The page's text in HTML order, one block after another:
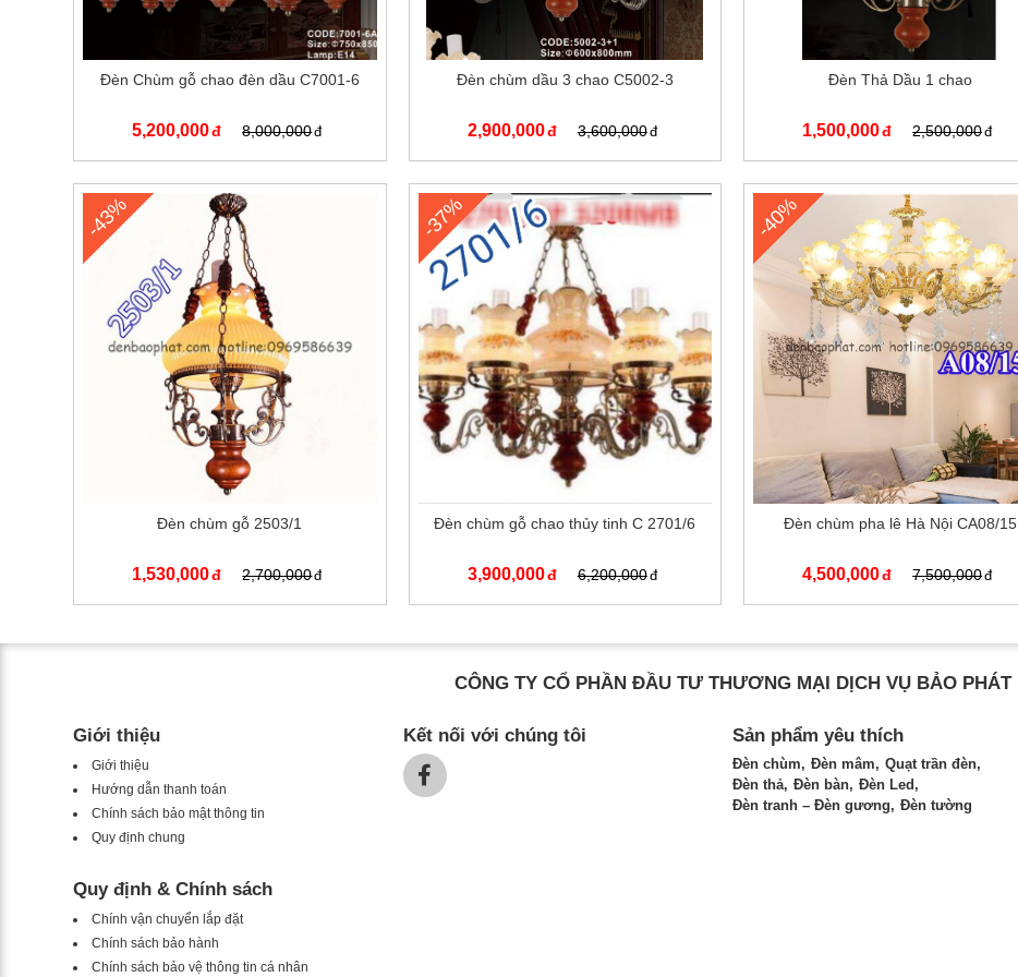
Đèn Chùm gỗ chao đèn dầu C7001-6
5,200,000 8,000,000
Đèn chùm dầu 3 chao C5002-3
2,900,000 3,600,000
Đèn Thả Dầu 1 chao
1,500,000 2,500,000
-43%
Đèn chùm gỗ 2503/1
1,530,000 2,700,000
-37%
Đèn chùm gỗ chao thủy tinh C 2701/6
3,900,000 6,200,000
-40%
Đèn chùm pha lê Hà Nội CA08/15
4,500,000 7,500,000
CÔNG TY CỔ PHẦN ĐẦU TƯ THƯƠNG MẠI DỊCH VỤ BẢO PHÁT
Giới thiệu
Giới thiệu
Hướng dẫn thanh toán
Chính sách bảo mật thông tin
Quy định chung
Quy định & Chính sách
Chính vận chuyển lắp đặt
Chính sách bảo hành
Chính sách bảo vệ thông tin cá nhân
Kết nối với chúng tôi Sản phẩm yêu thích
Đèn chùm Đèn mâm
Quạt trần đèn
Đèn thả
Đèn bàn
Đèn Led
Đèn tranh – Đèn gương
Đèn tường